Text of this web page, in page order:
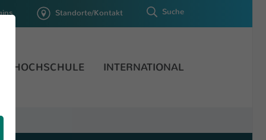
Standorte/Kontakt Suche
HOCHSCHULE INTERNATIONAL